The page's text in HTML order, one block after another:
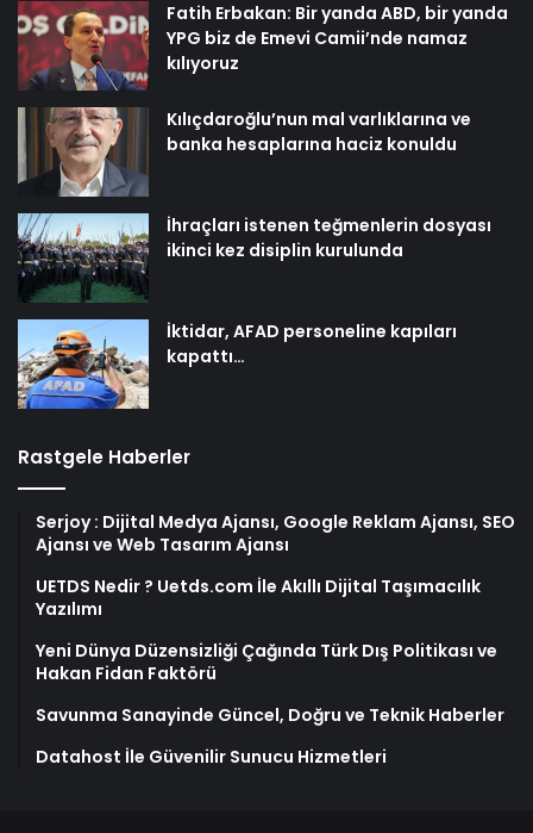
Fatih Erbakan: Bir yanda ABD, bir yanda
YPG biz de Emevi Camii’nde namaz
kılıyoruz
Kılıçdaroğlu’nun mal varlıklarına ve
banka hesaplarına haciz konuldu
İhraçları istenen teğmenlerin dosyası
ikinci kez disiplin kurulunda
İktidar, AFAD personeline kapıları
kapattı…
Rastgele Haberler
Serjoy : Dijital Medya Ajansı, Google Reklam Ajansı, SEO
Ajansı ve Web Tasarım Ajansı
UETDS Nedir ? Uetds.com İle Akıllı Dijital Taşımacılık
Yazılımı
Yeni Dünya Düzensizliği Çağında Türk Dış Politikası ve
Hakan Fidan Faktörü
Savunma Sanayinde Güncel, Doğru ve Teknik Haberler
Datahost İle Güvenilir Sunucu Hizmetleri